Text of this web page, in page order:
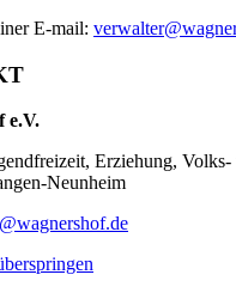
E-mail:
e.V.
Erziehung,
Neunheim